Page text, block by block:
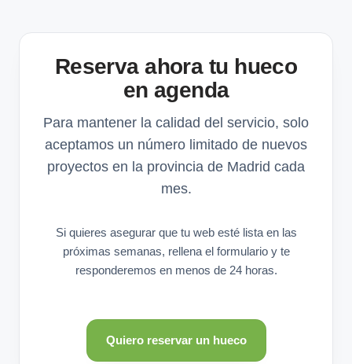
Reserva ahora tu hueco
en agenda
Para mantener la calidad del servicio, solo
aceptamos un número limitado de nuevos
proyectos en la provincia de Madrid cada
mes.
Si quieres asegurar que tu web esté lista en las
próximas semanas, rellena el formulario y te
responderemos en menos de 24 horas.
Quiero reservar un hueco